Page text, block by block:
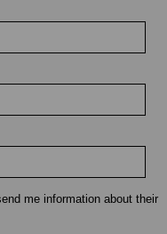
me information about their